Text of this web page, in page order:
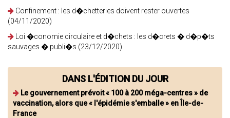
Confinement : les d�chetteries doivent rester ouvertes
(04/11/2020)
Loi �conomie circulaire et d�chets : les d�crets � d�p�ts
sauvages � publi�s (23/12/2020)
DANS L'ÉDITION DU JOUR
Le gouvernement prévoit « 100 à 200 méga-centres » de
vaccination, alors que « l'épidémie s'emballe » en Île-de-
France